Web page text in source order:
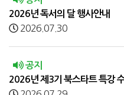
2026년 독서의 달 행사안내
2026.07.30
공지
2026년 제3기 북스타트 특강